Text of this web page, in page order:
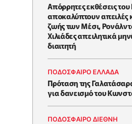
Απόρρητες εκθέσεις του
αποκαλύπτουν απειλές
ζωής των Μέσι,
Χιλιάδες απειλητικά
διαιτητή
ΠΟΔΟΣΦΑΙΡΟ ΕΛΛΑΔΑ
Πρόταση της
για δανεισμό του
ΠΟΔΟΣΦΑΙΡΟ ΔΙΕΘΝΗ